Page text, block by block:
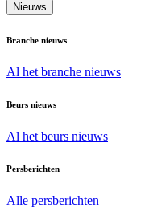
Nieuws
Branche nieuws
Al het branche nieuws
Beurs nieuws
Al het beurs nieuws
Persberichten
Alle persberichten